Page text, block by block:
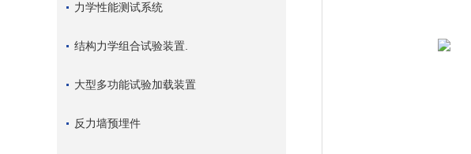
力学性能测试系统
结构力学组合试验装置.
大型多功能试验加载装置
反力墙预埋件